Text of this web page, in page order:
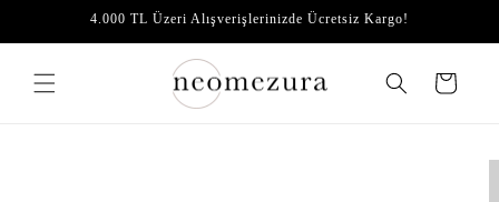
İçeriğe4.000 TL Üzeri Alışverişlerinizde Ücretsiz Kargo!
Sepet